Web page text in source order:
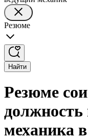
Резюме
Найти
Резюме
должность
механика